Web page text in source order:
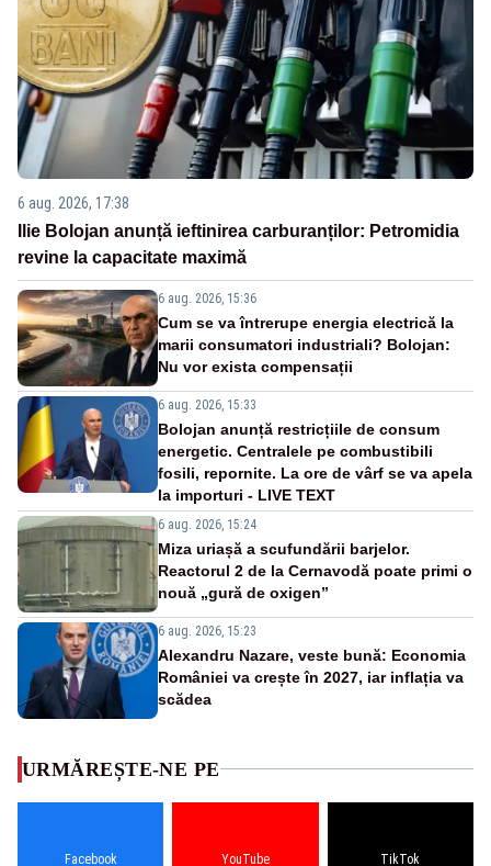
6 aug. 2026, 17:38
Ilie Bolojan anunță ieftinirea carburanților: Petromidia
revine la capacitate maximă
6 aug. 2026, 15:36
Cum se va întrerupe energia electrică la
marii consumatori industriali? Bolojan:
Nu vor exista compensații
6 aug. 2026, 15:33
Bolojan anunță restricțiile de consum
energetic. Centralele pe combustibili
fosili, repornite. La ore de vârf se va apela
la importuri - LIVE TEXT
6 aug. 2026, 15:24
Miza uriașă a scufundării barjelor.
Reactorul 2 de la Cernavodă poate primi o
nouă „gură de oxigen”
6 aug. 2026, 15:23
Alexandru Nazare, veste bună: Economia
României va crește în 2027, iar inflația va
scădea
URMĂREȘTE-NE PE
Facebook YouTube TikTok